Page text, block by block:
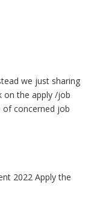
we just sharing
on the apply /job
concerned job
2022 Apply the